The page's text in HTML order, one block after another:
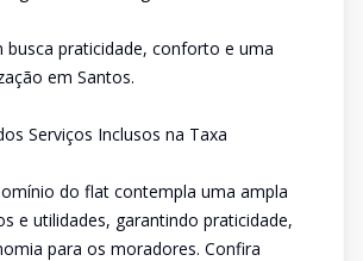
busca praticidade, conforto e uma
em Santos.
Serviços Inclusos na Taxa
do flat contempla uma ampla
e utilidades, garantindo praticidade,
para os moradores. Confira